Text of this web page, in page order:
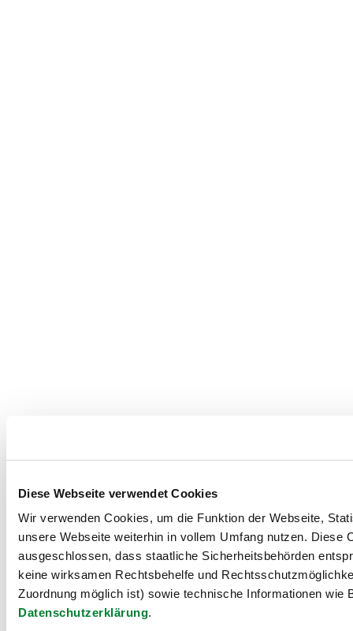
Diese Webseite verwendet Cookies
Wir verwenden Cookies, um die Funktion der Webseite,
unsere Webseite weiterhin in vollem Umfang nutzen.
ausgeschlossen, dass staatliche Sicherheitsbehörden
keine wirksamen Rechtsbehelfe und
Zuordnung möglich ist) sowie technische Informationen
Datenschutzerklärung.